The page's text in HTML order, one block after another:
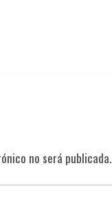
no será publicada.